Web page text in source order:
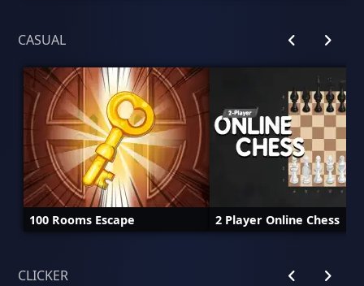
CASUAL
100 Rooms Escape 2 Player Online Chess
CLICKER